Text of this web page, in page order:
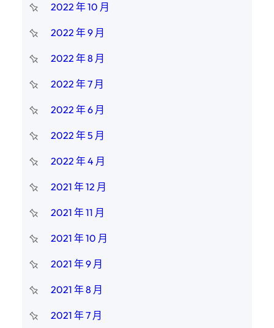
2022 年 10 月
2022 年 9 月
2022 年 8 月
2022 年 7 月
2022 年 6 月
2022 年 5 月
2022 年 4 月
2021 年 12 月
2021 年 11 月
2021 年 10 月
2021 年 9 月
2021 年 8 月
2021 年 7 月